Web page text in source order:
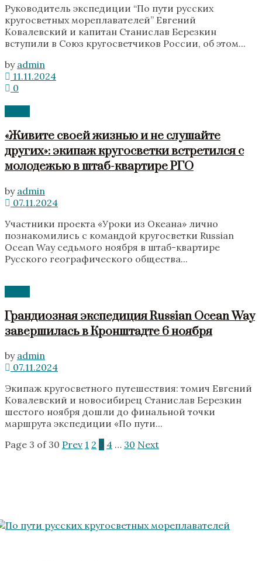
Руководитель экспедиции “По пути русских
кругосветных мореплавателей” Евгений
Ковалевский и капитан Станислав Березкин
вступили в Союз кругосветчиков России, об этом...
by admin
11.11.2024
0
«Живите своей жизнью и не слушайте
других»: экипаж кругосветки встретился с
молодежью в штаб-квартире РГО
by admin
07.11.2024
Участники проекта «Уроки из Океана» лично
познакомились с командой кругосветки Russian
Ocean Way седьмого ноября в штаб-квартире
Русского географического общества...
Грандиозная экспедиция Russian Ocean Way
завершилась в Кронштадте 6 ноября
by admin
07.11.2024
Экипаж кругосветного путешествия: томич Евгений
Ковалевский и новосибирец Станислав Березкин
шестого ноября дошли до финальной точки
маршрута экспедиции «По пути...
Page 3 of 30 Prev 1 2 3 4 … 30 Next